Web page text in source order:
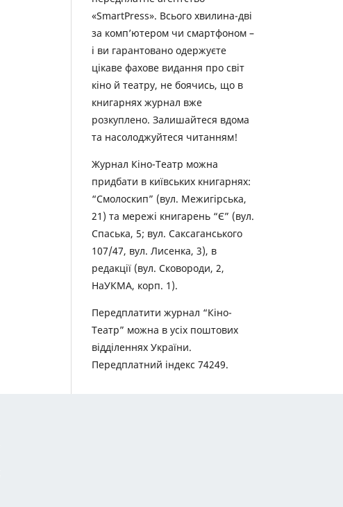
«SmartPress». Всього хвилина-дві
за комп’ютером чи смартфоном –
і ви гарантовано одержуєте
цікаве фахове видання про світ
кіно й театру, не боячись, що в
книгарнях журнал вже
розкуплено. Залишайтеся вдома
та насолоджуйтеся читанням!
Журнал Кіно-Театр можна
придбати в київських книгарнях:
“Смолоскип” (вул. Межигірська,
21) та мережі книгарень “Є” (вул.
Спаська, 5; вул. Саксаганського
107/47, вул. Лисенка, 3), в
редакції (вул. Сковороди, 2,
НаУКМА, корп. 1).
Передплатити журнал “Кіно-
Театр” можна в усіх поштових
відділеннях України.
Передплатний індекс 74249.